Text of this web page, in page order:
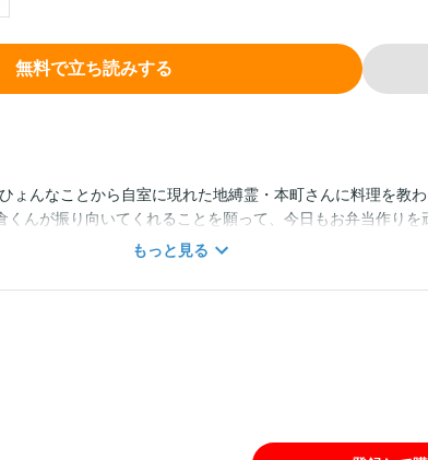
無料で立ち読みする
ょんなことから自室に現れた地縛霊・本町さんに料理を教
くんが振り向いてくれることを願って、今日もお弁当作りを
全収録！！！ ★単行本カバー下画像収録★
もっと見る